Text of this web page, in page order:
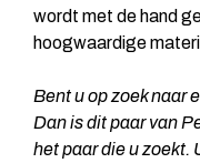
wordt met de hand
hoogwaardige
Bent u op zoek naar
Dan is dit paar van
het paar die u zoekt.